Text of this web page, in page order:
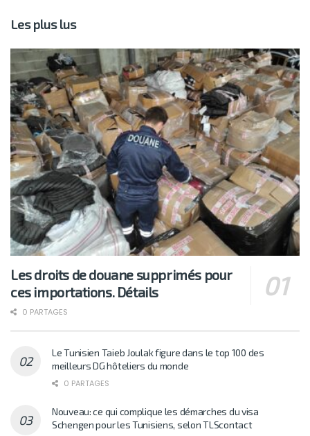
Les plus lus
Les droits de douane supprimés pour
ces importations. Détails
0 PARTAGES
Le Tunisien Taieb Joulak figure dans le top 100 des
meilleurs DG hôteliers du monde
0 PARTAGES
Nouveau: ce qui complique les démarches du visa
Schengen pour les Tunisiens, selon TLScontact